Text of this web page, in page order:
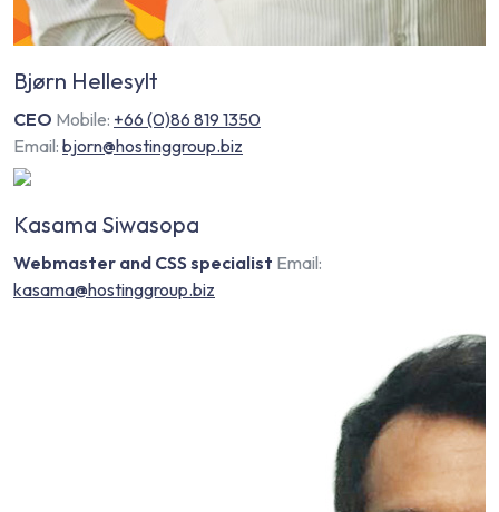
Bjørn Hellesylt
CEO Mobile: +66 (0)86 819 1350
Email: bjorn@hostinggroup.biz
Kasama Siwasopa
Webmaster and CSS specialist Email:
kasama@hostinggroup.biz